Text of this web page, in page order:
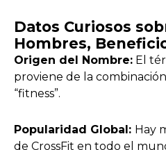
Datos Curiosos
Hombres,
Origen del Nombre: El
proviene de la
“fitness”.
Popularidad Global: Hay
de CrossFit en todo el